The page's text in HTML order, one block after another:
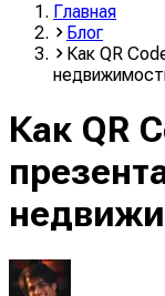
Главная
Блог
Как QR
Как QR